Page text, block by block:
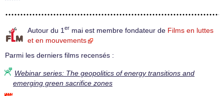
Autour du 1 er mai est membre fondateur de Films en luttes
et en mouvements
Parmi les derniers films recensés :
Webinar series: The geopolitics of energy transitions and
emerging green sacrifice zones